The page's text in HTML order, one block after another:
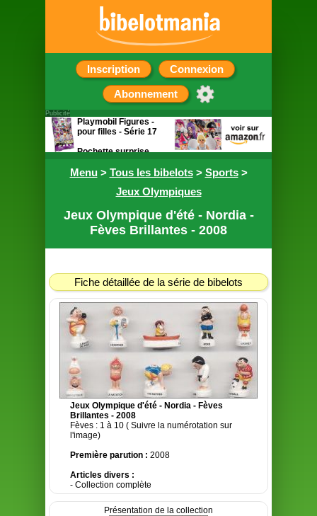
Inscription Connexion
Abonnement
Menu> Tous les bibelots> Sports>
Jeux Olympiques
Jeux Olympique d'été - Nordia -
Fèves Brillantes - 2008
Fiche détaillée de la série de bibelots
Jeux Olympique d'été - Nordia - Fèves
Brillantes - 2008
Fèves : 1 à 10 ( Suivre la numérotation sur
l'image)
Première parution : 2008
Articles divers :
- Collection complète
Présentation de la collection
Publicité
Playmobil Figures -
pour filles - Série 17
Pochette surprise